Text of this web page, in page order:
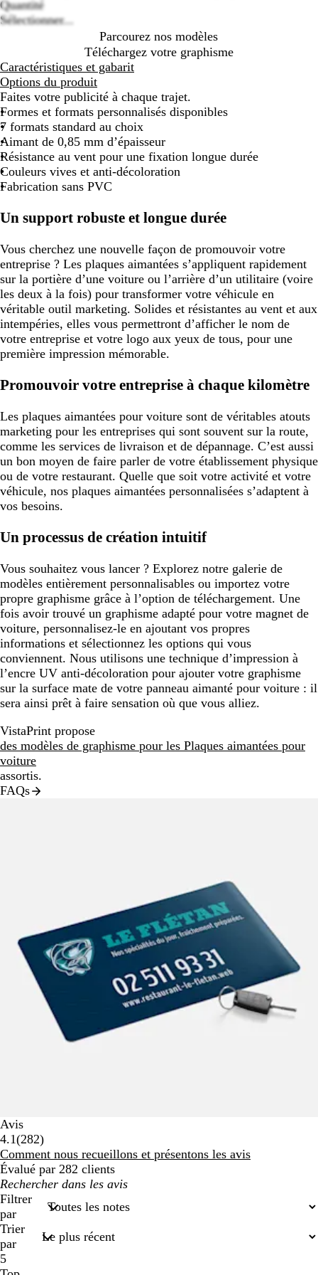
Quantité
Sélectionner...
Parcourez nos modèles
Téléchargez votre graphisme
Caractéristiques et gabarit
Options du produit
Faites votre publicité à chaque trajet.
Formes et formats personnalisés disponibles
7 formats standard au choix
Aimant de 0,85 mm d’épaisseur
Résistance au vent pour une fixation longue durée
Couleurs vives et anti-décoloration
Fabrication sans PVC
Un support robuste et longue durée
Vous cherchez une nouvelle façon de promouvoir votre
entreprise ? Les plaques aimantées s’appliquent rapidement
sur la portière d’une voiture ou l’arrière d’un utilitaire (voire
les deux à la fois) pour transformer votre véhicule en
véritable outil marketing. Solides et résistantes au vent et aux
intempéries, elles vous permettront d’afficher le nom de
votre entreprise et votre logo aux yeux de tous, pour une
première impression mémorable.
Promouvoir votre entreprise à chaque kilomètre
Les plaques aimantées pour voiture sont de véritables atouts
marketing pour les entreprises qui sont souvent sur la route,
comme les services de livraison et de dépannage. C’est aussi
un bon moyen de faire parler de votre établissement physique
ou de votre restaurant. Quelle que soit votre activité et votre
véhicule, nos plaques aimantées personnalisées s’adaptent à
vos besoins.
Un processus de création intuitif
Vous souhaitez vous lancer ? Explorez notre galerie de
modèles entièrement personnalisables ou importez votre
propre graphisme grâce à l’option de téléchargement. Une
fois avoir trouvé un graphisme adapté pour votre magnet de
voiture, personnalisez-le en ajoutant vos propres
informations et sélectionnez les options qui vous
conviennent. Nous utilisons une technique d’impression à
l’encre UV anti-décoloration pour ajouter votre graphisme
sur la surface mate de votre panneau aimanté pour voiture : il
sera ainsi prêt à faire sensation où que vous alliez.
VistaPrint propose
des modèles de graphisme pour les Plaques aimantées pour
voiture
assortis.
FAQs
Avis
4.1(282282
avis
)
Comment nous recueillons et présentons les avis
Évalué par 282 clients
Mes
recherches
Filtrer
par
Trier
par
5